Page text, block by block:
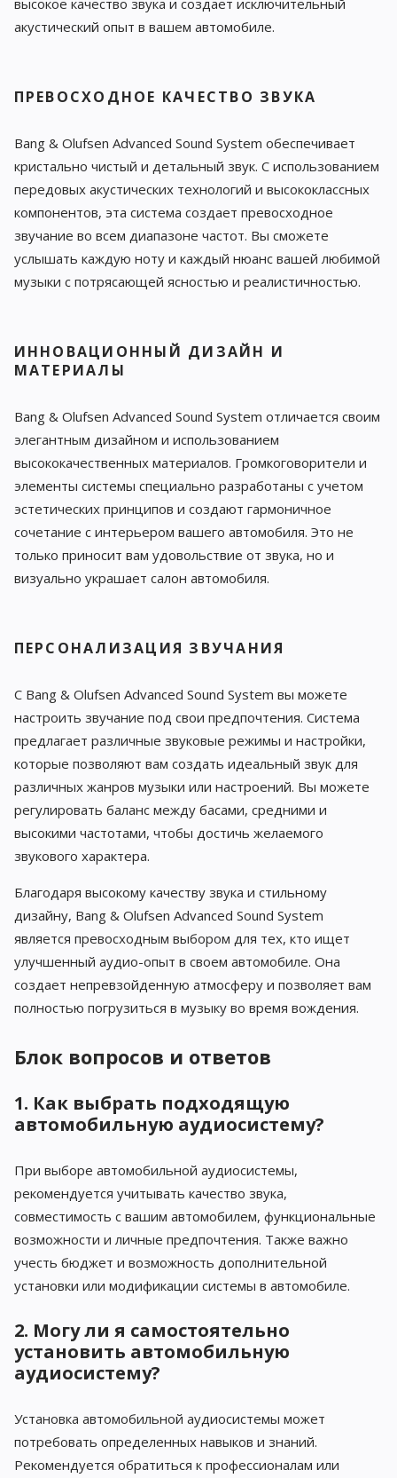
высокое качество звука и создает исключительный
акустический опыт в вашем автомобиле.
ПРЕВОСХОДНОЕ КАЧЕСТВО ЗВУКА
Bang & Olufsen Advanced Sound System обеспечивает
кристально чистый и детальный звук. С использованием
передовых акустических технологий и высококлассных
компонентов, эта система создает превосходное
звучание во всем диапазоне частот. Вы сможете
услышать каждую ноту и каждый нюанс вашей любимой
музыки с потрясающей ясностью и реалистичностью.
ИННОВАЦИОННЫЙ ДИЗАЙН И
МАТЕРИАЛЫ
Bang & Olufsen Advanced Sound System отличается своим
элегантным дизайном и использованием
высококачественных материалов. Громкоговорители и
элементы системы специально разработаны с учетом
эстетических принципов и создают гармоничное
сочетание с интерьером вашего автомобиля. Это не
только приносит вам удовольствие от звука, но и
визуально украшает салон автомобиля.
ПЕРСОНАЛИЗАЦИЯ ЗВУЧАНИЯ
С Bang & Olufsen Advanced Sound System вы можете
настроить звучание под свои предпочтения. Система
предлагает различные звуковые режимы и настройки,
которые позволяют вам создать идеальный звук для
различных жанров музыки или настроений. Вы можете
регулировать баланс между басами, средними и
высокими частотами, чтобы достичь желаемого
звукового характера.
Благодаря высокому качеству звука и стильному
дизайну, Bang & Olufsen Advanced Sound System
является превосходным выбором для тех, кто ищет
улучшенный аудио-опыт в своем автомобиле. Она
создает непревзойденную атмосферу и позволяет вам
полностью погрузиться в музыку во время вождения.
Блок вопросов и ответов
1. Как выбрать подходящую
автомобильную аудиосистему?
При выборе автомобильной аудиосистемы,
рекомендуется учитывать качество звука,
совместимость с вашим автомобилем, функциональные
возможности и личные предпочтения. Также важно
учесть бюджет и возможность дополнительной
установки или модификации системы в автомобиле.
2. Могу ли я самостоятельно
установить автомобильную
аудиосистему?
Установка автомобильной аудиосистемы может
потребовать определенных навыков и знаний.
Рекомендуется обратиться к профессионалам или